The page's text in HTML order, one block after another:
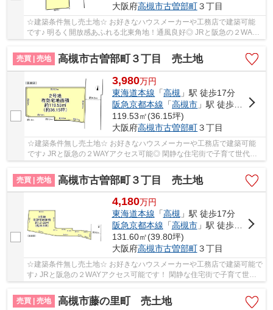
大阪府高槻市古曽部町３丁目
☆建築条件無し売土地☆ お好きなハウスメーカーや工務店で建築可能
です♪ 明るく開放感あふれる北東角地！通風良好◎ JRと阪急の２WAY
アクセス可能です！
売買 | 売地
高槻市古曽部町３丁目 売土地
3,980万円
東海道本線 「高槻 」駅 徒歩17分
阪急京都本線 「高槻市 」駅 徒歩21分
119.53㎡(36.15坪)
大阪府高槻市古曽部町３丁目
☆建築条件無し売土地☆ お好きなハウスメーカーや工務店で建築可能
です♪ JRと阪急の２WAYアクセス可能◎ 閑静な住宅街で子育て世代に
もオススメです♪
売買 | 売地
高槻市古曽部町３丁目 売土地
4,180万円
東海道本線 「高槻」駅 徒歩17分
阪急京都本線 「高槻市」駅 徒歩21分
131.60㎡(39.80坪)
大阪府高槻市古曽部町３丁目
☆建築条件無し売土地☆ お好きなハウスメーカーや工務店で建築可能で
す♪ JRと阪急の２WAYアクセス可能です！ 閑静な住宅街で子育て世代
売買 | 売地
高槻市藤の里町 売土地